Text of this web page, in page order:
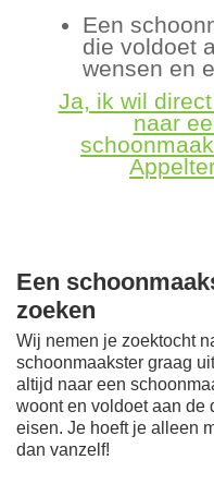
Een
die voldoet
wensen en
Ja, ik wil
naar
Een
zoeken
Wij nemen je zoektocht
schoonmaakster graag
altijd naar een
woont en voldoet aan de
eisen. Je hoeft je alleen
dan vanzelf!